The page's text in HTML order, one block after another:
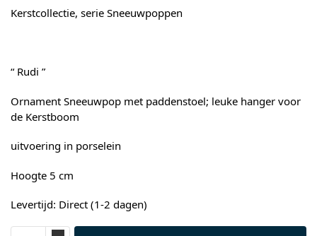
Kerstcollectie, serie Sneeuwpoppen
“ Rudi ”
Ornament Sneeuwpop met paddenstoel; leuke hanger voor
de Kerstboom
uitvoering in porselein
Hoogte 5 cm
Levertijd: Direct (1-2 dagen)